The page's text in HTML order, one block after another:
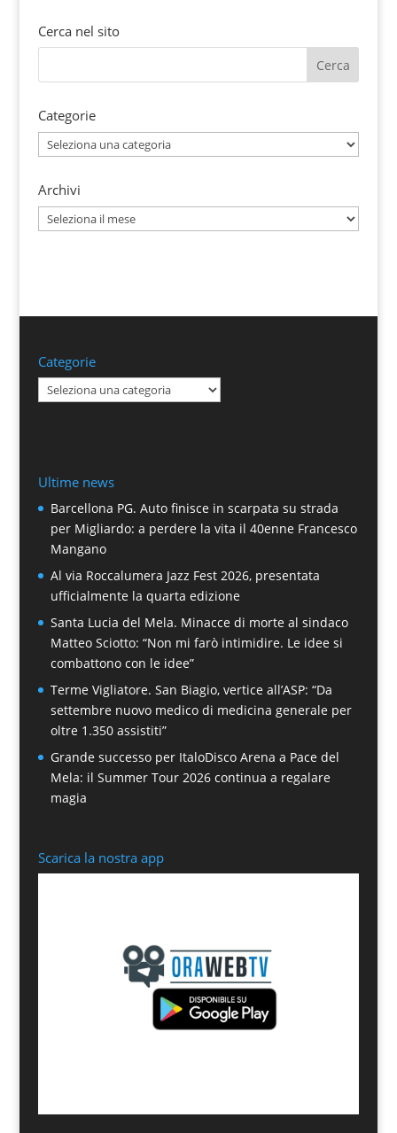
Cerca nel sito
Categorie
Categorie
Archivi
Archivi
Categorie
Categorie
Ultime news
Barcellona PG. Auto finisce in scarpata su strada
per Migliardo: a perdere la vita il 40enne Francesco
Mangano
Al via Roccalumera Jazz Fest 2026, presentata
ufficialmente la quarta edizione
Santa Lucia del Mela. Minacce di morte al sindaco
Matteo Sciotto: “Non mi farò intimidire. Le idee si
combattono con le idee”
Terme Vigliatore. San Biagio, vertice all’ASP: “Da
settembre nuovo medico di medicina generale per
oltre 1.350 assistiti”
Grande successo per ItaloDisco Arena a Pace del
Mela: il Summer Tour 2026 continua a regalare
magia
Scarica la nostra app